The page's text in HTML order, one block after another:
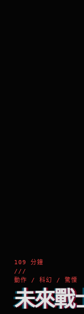
109 分鐘
///
動作 / 科幻 / 驚慄
未來戰